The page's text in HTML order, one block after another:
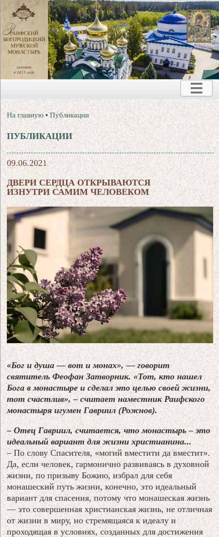
На главную •Публикации
ПУБЛИКАЦИИ
09.06.2021
ДВЕРИ СЕРДЦА ОТКРЫВАЮТСЯ
ИЗНУТРИ САМИМ ЧЕЛОВЕКОМ
«Бог и душа — вот и монах», — говорит
святитель Феофан Затворник. «Тот, кто нашел
Бога в монастыре и сделал это целью своей жизни,
тот счастлив», – считает наместник Раифского
монастыря игумен Гавриил (Рожнов).
– Отец Гавриил, считается, что монастырь – это
идеальный вариант для жизни христианина...
– По слову Спасителя, «могий вместити да вместит».
Да, если человек, гармонично развиваясь в духовной
жизни, по призыву Божию, избрал для себя
монашеский путь жизни, конечно, это идеальный
вариант для спасения, потому что монашеская жизнь
— это совершенная христианская жизнь, не отличная
от жизни в миру, но стремящаяся к идеалу и
проходящая в условиях, созданных для достижения